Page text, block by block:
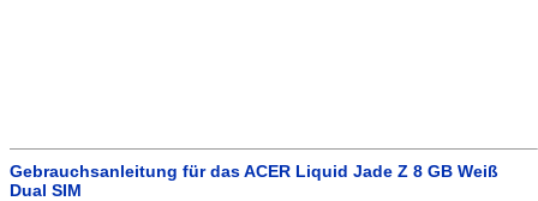
Gebrauchsanleitung für das ACER Liquid Jade Z 8 GB Weiß
Dual SIM